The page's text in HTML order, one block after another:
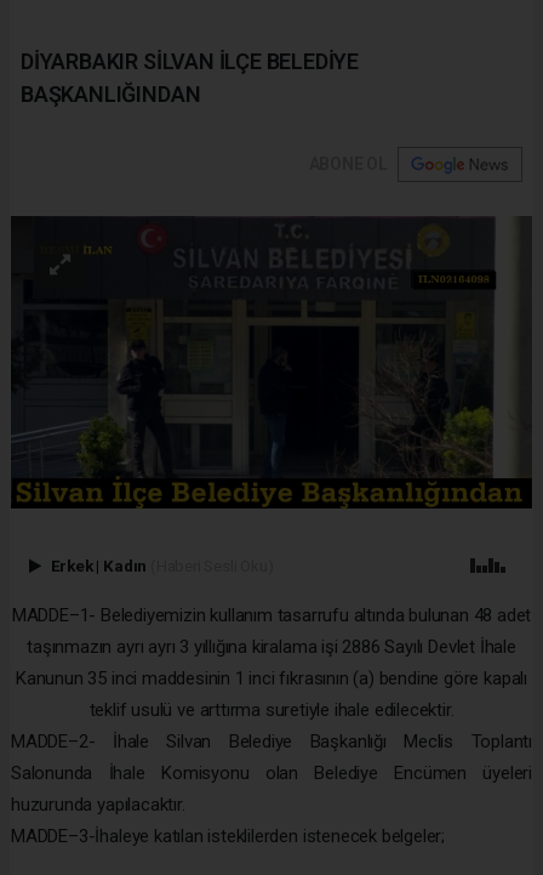
DİYARBAKIR SİLVAN İLÇE BELEDİYE
BAŞKANLIĞINDAN
Erkek | Kadın
MADDE–1- Belediyemizin kullanım tasarrufu altında bulunan 48 adet
taşınmazın ayrı ayrı 3 yıllığına kiralama işi 2886 Sayılı Devlet İhale
Kanunun 35 inci maddesinin 1 inci fıkrasının (a) bendine göre kapalı
teklif usulü ve arttırma suretiyle ihale edilecektir.
MADDE–2- İhale Silvan Belediye Başkanlığı Meclis Toplantı
Salonunda İhale Komisyonu olan Belediye Encümen üyeleri
huzurunda yapılacaktır.
MADDE–3-İhaleye katılan isteklilerden istenecek belgeler;